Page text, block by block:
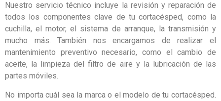
Nuestro servicio técnico incluye la revisión y reparación de
todos los componentes clave de tu cortacésped, como la
cuchilla, el motor, el sistema de arranque, la transmisión y
mucho más. También nos encargamos de realizar el
mantenimiento preventivo necesario, como el cambio de
aceite, la limpieza del filtro de aire y la lubricación de las
partes móviles.
No importa cuál sea la marca o el modelo de tu cortacésped.